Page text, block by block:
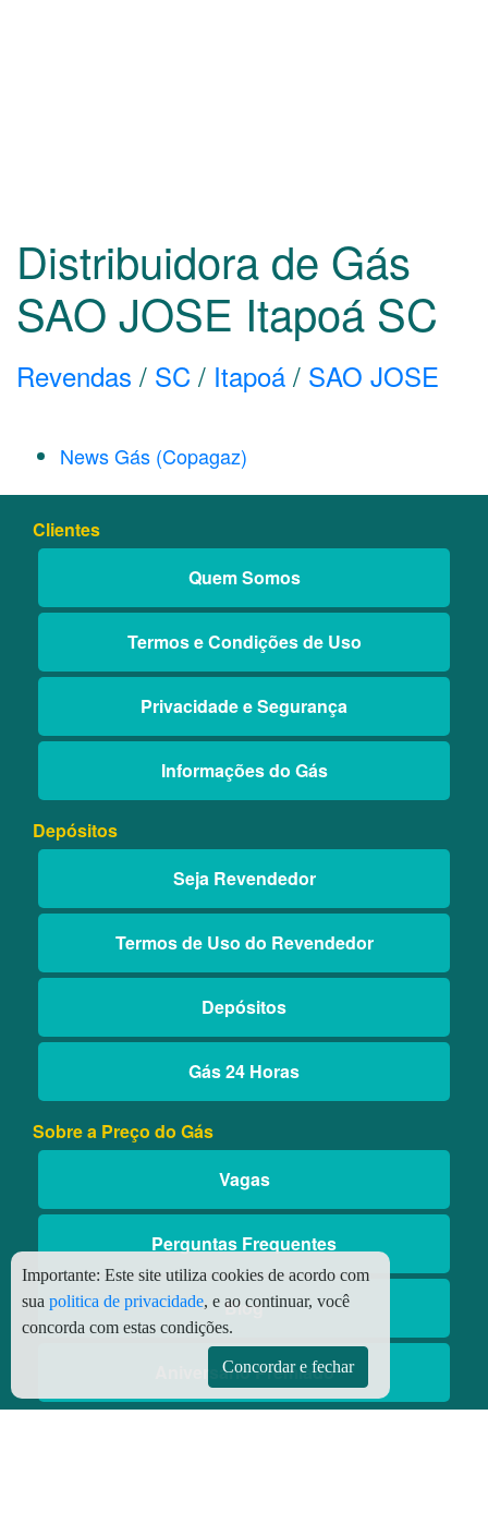
Distribuidora de Gás
SAO JOSE Itapoá SC
Revendas / SC / Itapoá / SAO JOSE
News Gás (Copagaz)
Clientes
Quem Somos
Termos e Condições de Uso
Privacidade e Segurança
Informações do Gás
Depósitos
Seja Revendedor
Termos de Uso do Revendedor
Depósitos
Gás 24 Horas
Sobre a Preço do Gás
Vagas
Perguntas Frequentes
Blog
Aniversário Premiado
Importante: Este site utiliza cookies de acordo com
sua politica de privacidade, e ao continuar, você
concorda com estas condições.
Concordar e fechar